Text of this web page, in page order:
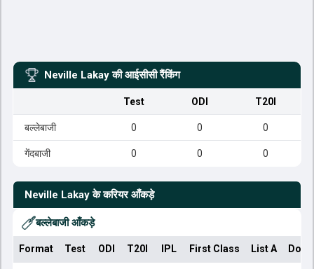
Neville Lakay की आईसीसी रैंकिंग
Test ODI T20I
बल्लेबाजी 0 0 0
गेंदबाजी 0 0 0
Neville Lakay के करियर आँकड़े
बल्लेबाजी आँकड़े
Format Test ODI T20I IPL First Class List A